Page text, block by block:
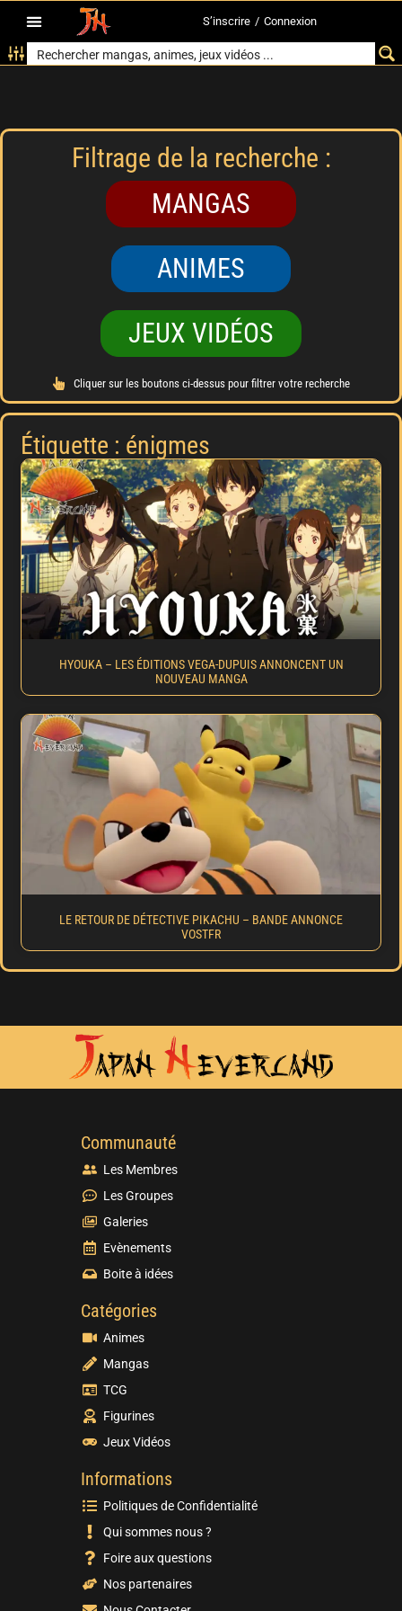
S’inscrire / Connexion
Filtrage de la recherche :
MANGAS
ANIMES
JEUX VIDÉOS
Cliquer sur les boutons ci-dessus pour filtrer votre recherche
Étiquette : énigmes
HYOUKA – LES ÉDITIONS VEGA-DUPUIS ANNONCENT UN
NOUVEAU MANGA
LE RETOUR DE DÉTECTIVE PIKACHU – BANDE ANNONCE
VOSTFR
Communauté
Les Membres
Les Groupes
Galeries
Evènements
Boite à idées
Catégories
Animes
Mangas
TCG
Figurines
Jeux Vidéos
Informations
Politiques de Confidentialité
Qui sommes nous ?
Foire aux questions
Nos partenaires